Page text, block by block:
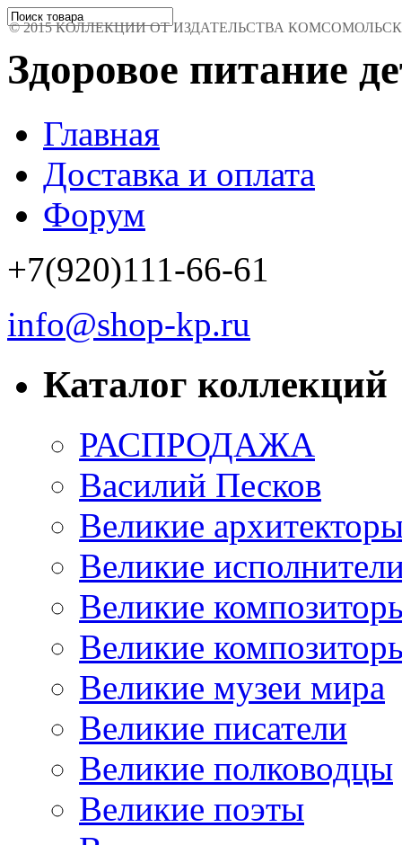
Здоровое питание
Главная
Доставка и оплата
Форум
+7(920)111-66-61
info@shop-kp.ru
Каталог коллекций
РАСПРОДАЖА
Василий Песков
Великие
Великие
Великие
Великие
Великие музеи мира
Великие писатели
Великие полководцы
Великие поэты
© 2015 КОЛЛЕКЦИИ ОТ ИЗДАТЕЛЬСТВА